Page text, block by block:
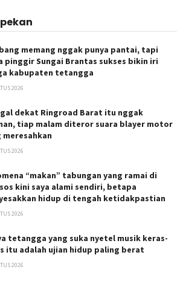
memang nggak punya pantai, tapi
pinggir Sungai Brantas sukses bikin iri
kabupaten tetangga
2026
dekat Ringroad Barat itu nggak
tiap malam diteror suara blayer motor
meresahkan
2026
“makan” tabungan yang ramai di
kini saya alami sendiri, betapa
hidup di tengah ketidakpastian
2026
tetangga yang suka nyetel musik keras-
itu adalah ujian hidup paling berat
2026